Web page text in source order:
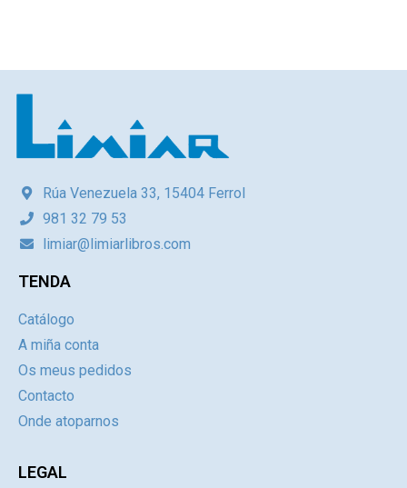
Rúa Venezuela 33, 15404 Ferrol
981 32 79 53
limiar@limiarlibros.com
TENDA
Catálogo
A miña conta
Os meus pedidos
Contacto
Onde atoparnos
LEGAL